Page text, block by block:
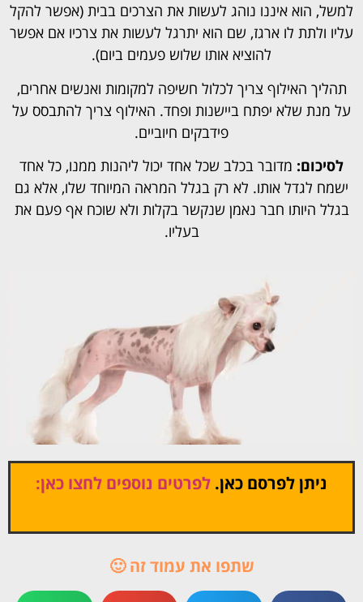
למשל, הוא איננו נוהג לעשות את הצרכים בבית (אפשר להקל
עליו ולתת לו ארגז, שם הוא יתרגל לעשות את צרכיו אם אפשר
להוציא אותו שלוש פעמים ביום).
תהליך האילוף צריך לכלול חשיפה למקומות ואנשים אחרים,
על מנת שלא יפתח ביישנות ופחד. האילוף צריך להתבסס על
פידבקים חיוביים.
לסיכום: מדובר בכלב שכל אחד יכול ליהנות ממנו, כל אחד
ישמח לגדל אותו. לא רק בגלל המראה המיוחד שלו, אלא גם
בגלל היותו חבר נאמן שנקשר בקלות ולא שוכח אף פעם את
בעליו.
ניתן לפרסם כאן. לפרטים נוספים לחצו כאן:
שתפו את עמוד זה 🙂